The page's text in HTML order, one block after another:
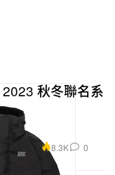
秋冬聯名系
8.3K 0